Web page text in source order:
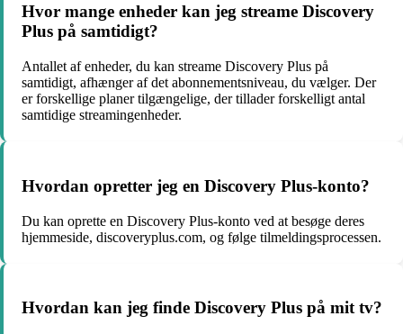
Hvor mange enheder kan jeg streame Discovery
Plus på samtidigt?
Antallet af enheder, du kan streame Discovery Plus på
samtidigt, afhænger af det abonnementsniveau, du vælger. Der
er forskellige planer tilgængelige, der tillader forskelligt antal
samtidige streamingenheder.
Hvordan opretter jeg en Discovery Plus-konto?
Du kan oprette en Discovery Plus-konto ved at besøge deres
hjemmeside, discoveryplus.com, og følge tilmeldingsprocessen.
Hvordan kan jeg finde Discovery Plus på mit tv?